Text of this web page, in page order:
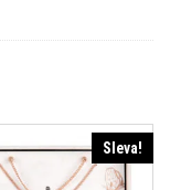
Sleva!